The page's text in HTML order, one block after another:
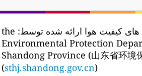
های کیفیت هوا ارائه شده توسط: the
Environmental Protection
Shandong Province (山东省环境
(sthj.shandong.gov.cn)